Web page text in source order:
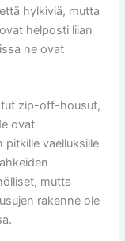
hylkiviä, mutta
helposti liian
ne ovat
zip-off-housut,
ovat
vaelluksille
mutta
rakenne ole